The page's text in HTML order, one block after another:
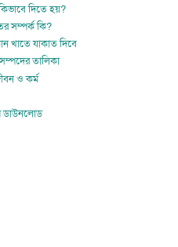
দিতে হয়?
সম্পর্ক কি?
খাতে যাকাত দিবে
তালিকা
ও কর্ম
ডাউনলোড